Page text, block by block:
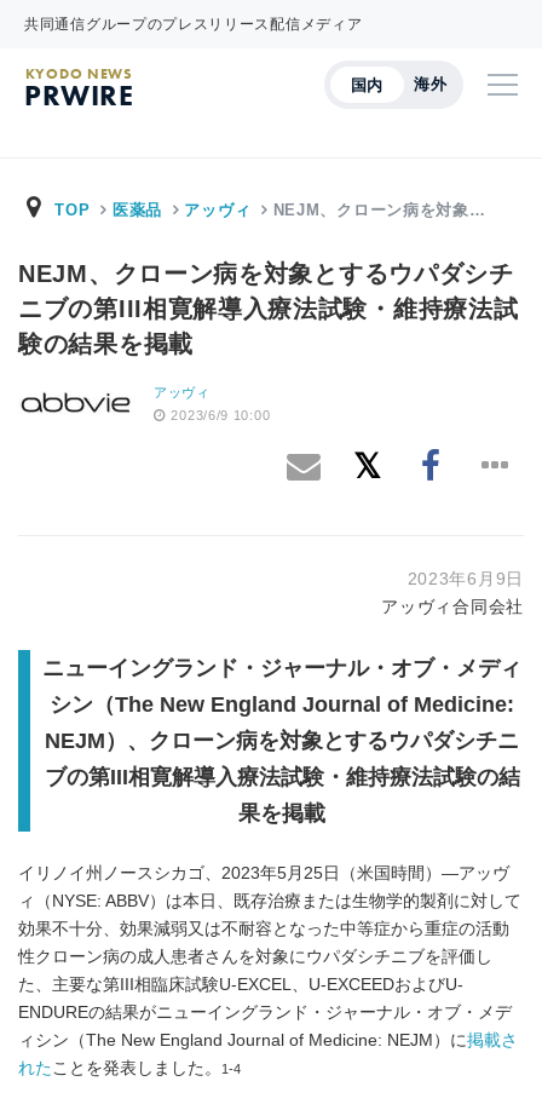
共同通信グループのプレスリリース配信メディア
国内 海外
KYODO NEWS
PRWIRE
TOP 医薬品 アッヴィ NEJM、クローン病を対象…
NEJM、クローン病を対象とするウパダシチ
ニブの第III相寛解導入療法試験・維持療法試
験の結果を掲載
アッヴィ
2023/6/9 10:00
2023年6月9日
アッヴィ合同会社
ニューイングランド・ジャーナル・オブ・メディ
シン（The New England Journal of Medicine:
NEJM）、クローン病を対象とするウパダシチニ
ブの第III相寛解導入療法試験・維持療法試験の結
果を掲載
イリノイ州ノースシカゴ、2023年5月25日（米国時間）—アッヴ
ィ（NYSE: ABBV）は本日、既存治療または生物学的製剤に対して
効果不十分、効果減弱又は不耐容となった中等症から重症の活動
性クローン病の成人患者さんを対象にウパダシチニブを評価し
た、主要な第III相臨床試験U-EXCEL、U-EXCEEDおよびU-
ENDUREの結果がニューイングランド・ジャーナル・オブ・メデ
ィシン（The New England Journal of Medicine: NEJM）に掲載さ
れたことを発表しました。 1-4